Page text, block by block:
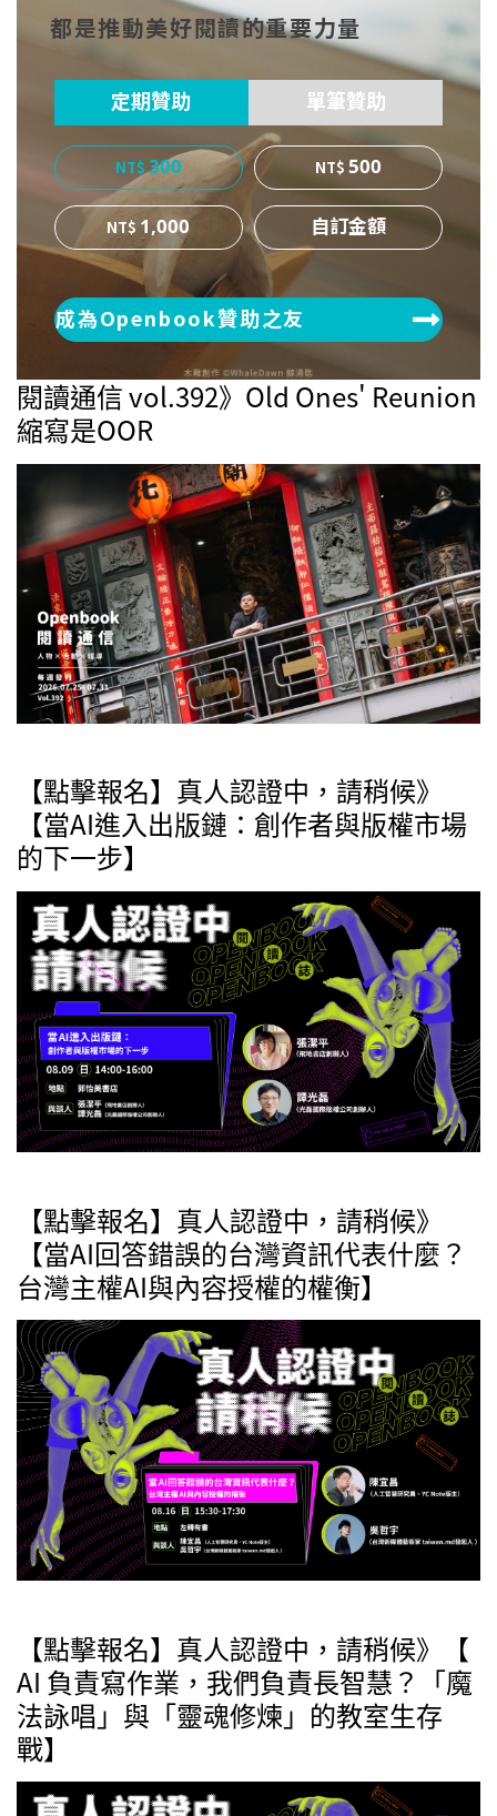
ok
er
都是推動美好閱讀的重要力量
定期贊助 單筆贊助
300
500
1,000
成為Openbook贊助之友
閱讀通信 vol.392》Old Ones' Reunion
縮寫是OOR
【點擊報名】真人認證中，請稍候》
【當AI進入出版鏈：創作者與版權市場
的下一步】
【點擊報名】真人認證中，請稍候》
【當AI回答錯誤的台灣資訊代表什麼？
台灣主權AI與內容授權的權衡】
【點擊報名】真人認證中，請稍候》【
AI 負責寫作業，我們負責長智慧？「魔
法詠唱」與「靈魂修煉」的教室生存
戰】